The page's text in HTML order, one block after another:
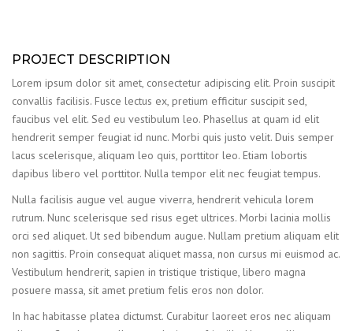
PROJECT DESCRIPTION
Lorem ipsum dolor sit amet, consectetur adipiscing elit. Proin suscipit
convallis facilisis. Fusce lectus ex, pretium efficitur suscipit sed,
faucibus vel elit. Sed eu vestibulum leo. Phasellus at quam id elit
hendrerit semper feugiat id nunc. Morbi quis justo velit. Duis semper
lacus scelerisque, aliquam leo quis, porttitor leo. Etiam lobortis
dapibus libero vel porttitor. Nulla tempor elit nec feugiat tempus.
Nulla facilisis augue vel augue viverra, hendrerit vehicula lorem
rutrum. Nunc scelerisque sed risus eget ultrices. Morbi lacinia mollis
orci sed aliquet. Ut sed bibendum augue. Nullam pretium aliquam elit
non sagittis. Proin consequat aliquet massa, non cursus mi euismod ac.
Vestibulum hendrerit, sapien in tristique tristique, libero magna
posuere massa, sit amet pretium felis eros non dolor.
In hac habitasse platea dictumst. Curabitur laoreet eros nec aliquam